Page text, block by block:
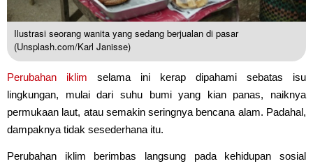
Ilustrasi seorang wanita yang sedang berjualan di pasar
(Unsplash.com/Karl Janisse)
Perubahan iklim selama ini kerap dipahami sebatas isu
lingkungan, mulai dari suhu bumi yang kian panas, naiknya
permukaan laut, atau semakin seringnya bencana alam. Padahal,
dampaknya tidak sesederhana itu.
Perubahan iklim berimbas langsung pada kehidupan sosial